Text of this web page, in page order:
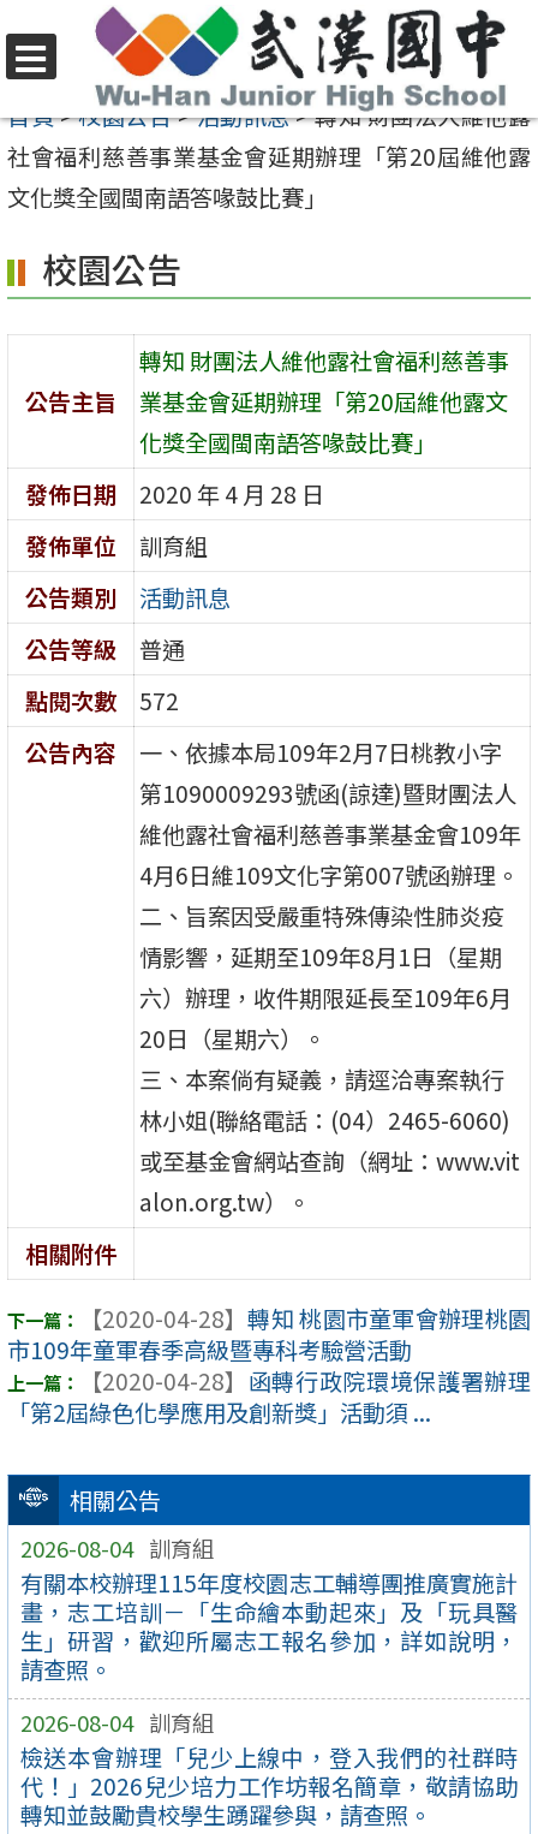
至
要
內
區
選
單
首頁>校園公告>活動訊息>轉知 財團法人維他露
社會福利慈善事業基金會延期辦理「第20屆維他露
文化獎全國閩南語答喙鼓比賽」
相關公告
2026-08-04 訓育組
有關本校辦理115年度校園志工輔導團推廣實施計
畫，志工培訓－「生命繪本動起來」及「玩具醫
生」研習，歡迎所屬志工報名參加，詳如說明，
請查照。
2026-08-04 訓育組
檢送本會辦理「兒少上線中，登入我們的社群時
代！」2026兒少培力工作坊報名簡章，敬請協助
轉知並鼓勵貴校學生踴躍參與，請查照。
校園公告
公告主旨
轉知 財團法人維他露社會福利慈善事
業基金會延期辦理「第20屆維他露文
化獎全國閩南語答喙鼓比賽」
發佈日期
2020 年 4 月 28 日
發佈單位
訓育組
公告類別
活動訊息
公告等級
普通
點閱次數
572
公告內容
一、依據本局109年2月7日桃教小字
第1090009293號函(諒達)暨財團法人
維他露社會福利慈善事業基金會109年
4月6日維109文化字第007號函辦理。
二、旨案因受嚴重特殊傳染性肺炎疫
情影響，延期至109年8月1日（星期
六）辦理，收件期限延長至109年6月
20日（星期六）。
三、本案倘有疑義，請逕洽專案執行
林小姐(聯絡電話：(04）2465-6060)
或至基金會網站查詢（網址：www.vit
alon.org.tw）。
相關附件
【2020-04-28】 轉知 桃園市童軍會辦理桃園
市109年童軍春季高級暨專科考驗營活動
【2020-04-28】 函轉行政院環境保護署辦理
「第2屆綠色化學應用及創新獎」活動須 ...